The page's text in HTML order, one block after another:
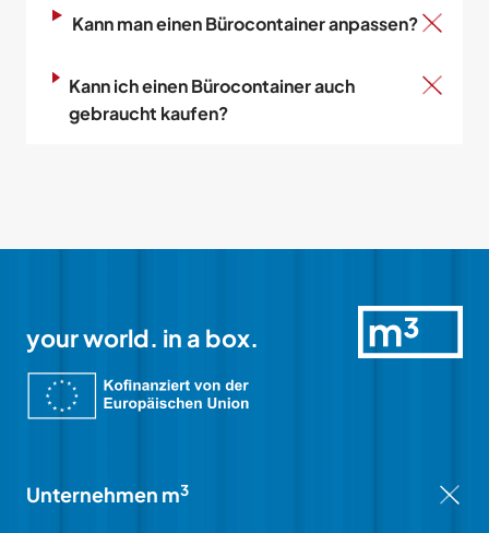
Kann man einen Bürocontainer anpassen?
Kann ich einen Bürocontainer auch
gebraucht kaufen?
your world. in a box.
Unternehmen m3